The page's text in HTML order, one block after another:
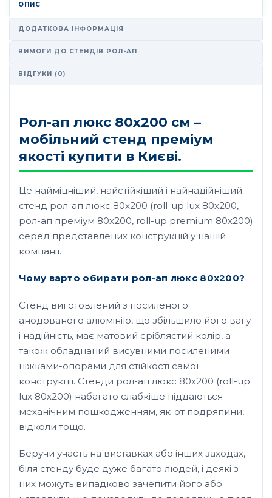
ОПИС
ДОДАТКОВА ІНФОРМАЦІЯ
ВИМОГИ ДО СТЕНДІВ РОЛ-АП
ВІДГУКИ (0)
Рол-ап люкс 80х200 см –
мобільний стенд преміум
якості купити в Києві.
Це найміцніший, найстійкіший і найнадійніший
стенд рол-ап люкс 80х200 (roll-up lux 80х200,
рол-ап преміум 80х200, roll-up premium 80х200)
серед представлених конструкцій у нашій
компанії.
Чому варто обирати рол-ап люкс 80х200?
Стенд виготовлений з посиленого
анодованого алюмінію, що збільшило його вагу
і надійність, має матовий сріблястий колір, а
також обладнаний висувними посиленими
ніжками-опорами для стійкості самої
конструкції. Стенди рол-ап люкс 80х200 (roll-up
lux 80х200) набагато слабкіше піддаються
механічним пошкодженням, як-от подряпини,
відколи тощо.
Беручи участь на виставках або інших заходах,
біля стенду буде дуже багато людей, і деякі з
них можуть випадково зачепити його або